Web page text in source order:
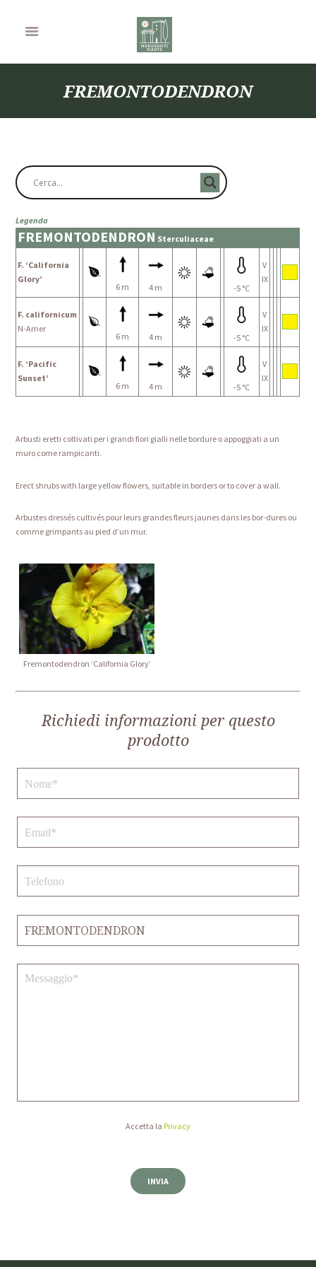
FREMONTODENDRON
Legenda
FREMONTODENDRON Sterculiaceae
F. ‘California
Glory’
6 m 4 m -5 °C
V
IX
F. californicum
N-Amer
6 m 4 m -5 °C
V
IX
F. ‘Pacific
Sunset’
6 m 4 m -5 °C
V
IX
Arbusti eretti coltivati per i grandi fiori gialli nelle bordure o appoggiati a un
muro come rampicanti.
Erect shrubs with large yellow flowers, suitable in borders or to cover a wall.
Arbustes dressés cultivés pour leurs grandes fleurs jaunes dans les bor-dures ou
comme grimpants au pied d’un mur.
Fremontodendron ‘California Glory’
Richiedi informazioni per questo
prodotto
Accetta la Privacy